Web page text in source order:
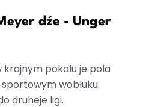
dźe - Unger
krajnym pokalu je pola
wobłuku.
druheje ligi.